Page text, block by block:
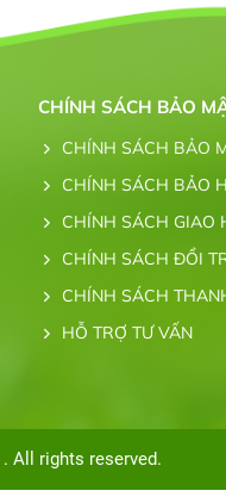
CHÍNH SÁCH BẢO
CHÍNH SÁCH BẢO
CHÍNH SÁCH BẢO
CHÍNH SÁCH GIAO
CHÍNH SÁCH ĐỔI
CHÍNH SÁCH
HỖ TRỢ TƯ VẤN
. All rights reserved.